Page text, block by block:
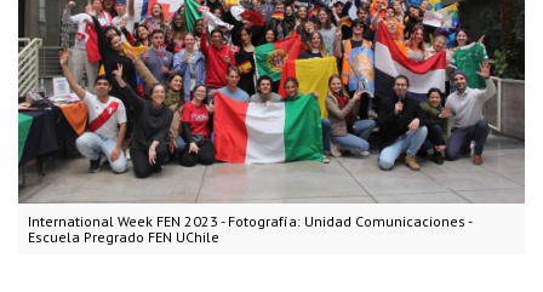
International Week FEN 2023 - Fotografía: Unidad Comunicaciones -
Escuela Pregrado FEN UChile